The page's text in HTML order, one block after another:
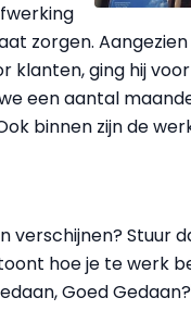
zorgen.
ging hij
een aantal
binnen zijn de
verschijnen? Stuur
hoe je te werk
Goed